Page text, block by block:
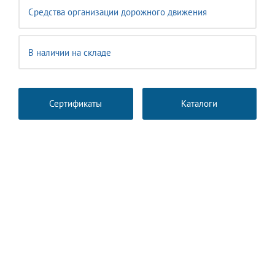
Средства организации дорожного движения
В наличии на складе
Сертификаты Каталоги